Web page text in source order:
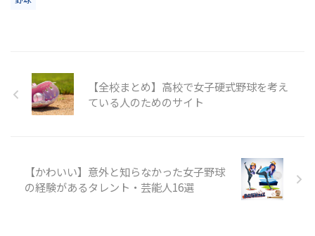
【全校まとめ】高校で女子硬式野球を考え
ている人のためのサイト
【かわいい】意外と知らなかった女子野球
の経験があるタレント・芸能人16選